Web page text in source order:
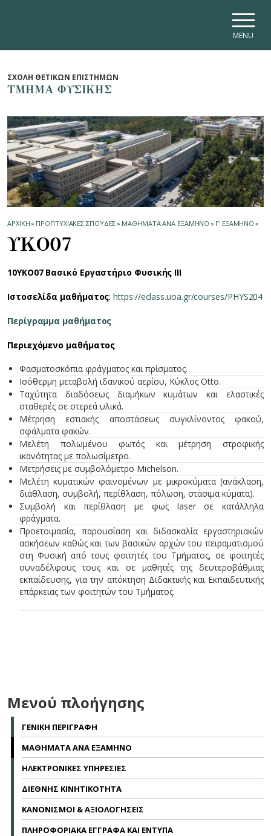
MENU
ΣΧΟΛΗ ΘΕΤΙΚΩΝ ΕΠΙΣΤΗΜΩΝ
ΤΜΗΜΑ ΦΥΣΙΚΗΣ
ΑΡΧΙΚΗ» ΠΡΟΠΤΥΧΙΑΚΕΣ ΣΠΟΥΔΕΣ» ΜΑΘΗΜΑΤΑ ΑΝΑ ΕΞΑΜΗΝΟ » Γ' ΕΞΑΜΗΝΟ »
ΥΚΟ07
10ΥΚΟ07 Βασικό Εργαστήριο Φυσικής ΙΙΙ
Ιστοσελίδα μαθήματος:https://eclass.uoa.gr/courses/PHYS204
Περίγραμμα μαθήματος
Περιεχόμενο μαθήματος
Φασματοσκόπια φράγματος και πρίσματος.
Ισόθερμη μεταβολή ιδανικού αερίου, Κύκλος Otto.
Ταχύτητα διαδόσεως διαμήκων κυμάτων και ελαστικές
σταθερές σε στερεά υλικά.
Μέτρηση εστιακής αποστάσεως συγκλίνοντος φακού,
σφάλματα φακών.
Μελέτη πολωμένου φωτός και μέτρηση στροφικής
ικανότητας με πολωσίμετρο.
Μετρήσεις με συμβολόμετρο Michelson.
Μελέτη κυματικών φαινομένων με μικροκύματα (ανάκλαση,
διάθλαση, συμβολή, περίθλαση, πόλωση, στάσιμα κύματα).
Συμβολή και περίθλαση με φως laser σε κατάλληλα
φράγματα.
Προετοιμασία, παρουσίαση και διδασκαλία εργαστηριακών
ασκήσεων καθώς και των βασικών αρχών του πειραματισμού
στη Φυσική από τους φοιτητές του Τμήματος, σε φοιτητές
συναδέλφους τους και σε μαθητές της δευτεροβάθμιας
εκπαίδευσης, για την απόκτηση Διδακτικής και Εκπαιδευτικής
επάρκειας των φοιτητών του Τμήματος.
Μενού πλοήγησης
ΓΕΝΙΚΗ ΠΕΡΙΓΡΑΦΗ
ΜΑΘΗΜΑΤΑ ΑΝΑ ΕΞΑΜΗΝΟ
ΗΛΕΚΤΡΟΝΙΚΕΣ ΥΠΗΡΕΣΙΕΣ
ΔΙΕΘΝΗΣ ΚΙΝΗΤΙΚΟΤΗΤΑ
ΚΑΝΟΝΙΣΜΟΙ & ΑΞΙΟΛΟΓΗΣΕΙΣ
ΠΛΗΡΟΦΟΡΙΑΚΑ ΕΓΓΡΑΦΑ ΚΑΙ ΕΝΤΥΠΑ